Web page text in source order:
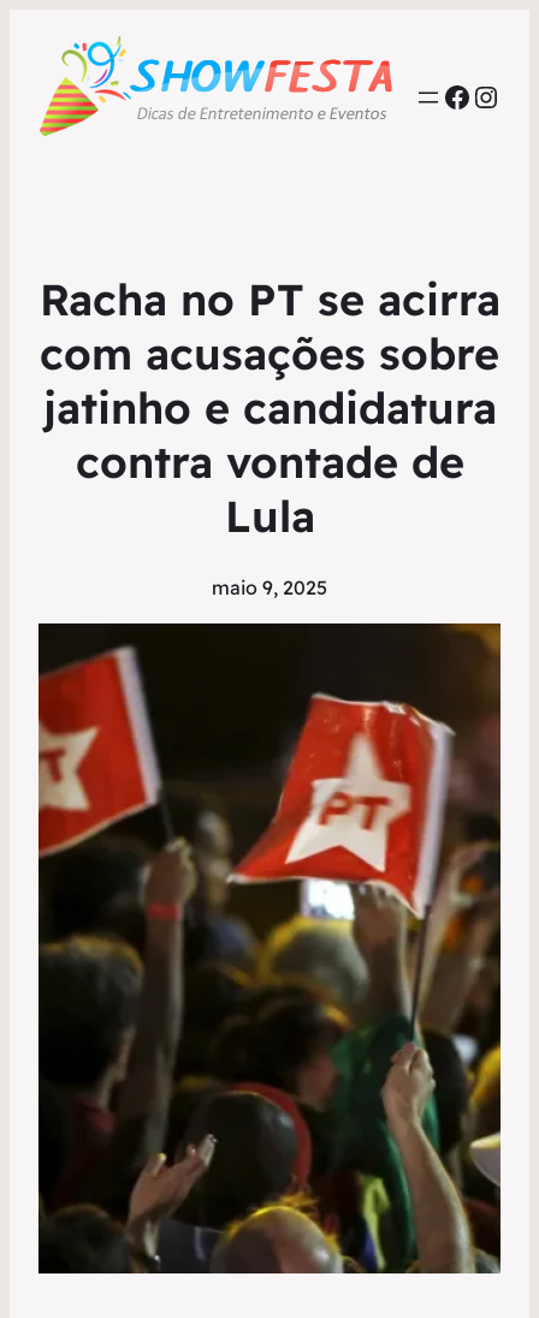
Racha no PT se acirra
com acusações sobre
jatinho e candidatura
contra vontade de
Lula
maio 9, 2025